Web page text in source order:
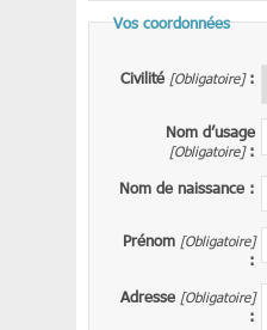
Vos coordonnées
Civilité [Obligatoire] :
Nom d’usage
[Obligatoire] :
Nom de naissance :
Prénom [Obligatoire]
:
Adresse [Obligatoire]
: